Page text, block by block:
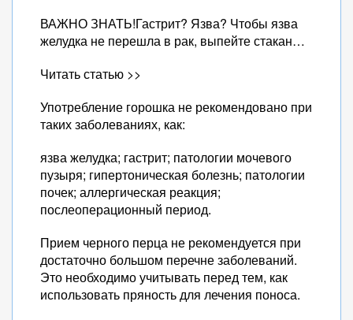
ВАЖНО ЗНАТЬ!Гастрит? Язва? Чтобы язва
желудка не перешла в рак, выпейте стакан…
Читать статью >>
Употребление горошка не рекомендовано при
таких заболеваниях, как:
язва желудка; гастрит; патологии мочевого
пузыря; гипертоническая болезнь; патологии
почек; аллергическая реакция;
послеоперационный период.
Прием черного перца не рекомендуется при
достаточно большом перечне заболеваний.
Это необходимо учитывать перед тем, как
использовать пряность для лечения поноса.